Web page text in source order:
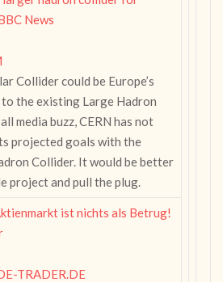
News
Collider could be Europe’s
the existing Large Hadron
media buzz, CERN has not
projected goals with the
Collider. It would be better
project and pull the plug.
ist nichts als Betrug!
TRADER.DE